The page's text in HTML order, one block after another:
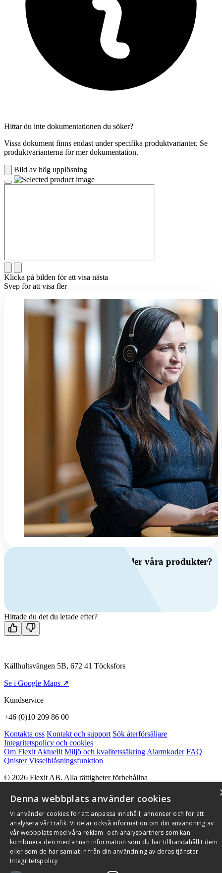
Hittar du inte dokumentationen du söker?
Vissa dokument finns endast under specifika produktvarianter. Se
produktvarianterna för mer dokumentation.
Bild av hög upplösning
Klicka på bilden för att visa nästa
Svep för att visa fler
Har du frågor om ventilation eller våra produkter?
Kontakta oss
Hittade du det du letade efter?
Källhultsvängen 5B, 672 41 Töcksfors
Se i Google Maps ↗
Kundservice
+46 (0)10 209 86 00
Kontakta oss Kontakt och support Sök återförsäljare
Integritetspolicy och cookies
Om Flexit Aktuellt Miljö och kvalitetssäkring Alarmkoder FAQ
Qnister Visselblåsningsfunktion
© 2026 Flexit AB. Alla rättigheter förbehållna
Aktuellt
Miljö och kvalitetssäkring
Denna webbplats använder cookies
Vi använder cookies för att anpassa innehåll, annonser och för att
analysera vår trafik. Vi delar också information om din användning av
vår webbplats med våra reklam- och analyspartners som kan
kombinera den med annan information som du har tillhandahållit dem
eller som de har samlat in från din användning av deras tjänster.
Integritetspolicy